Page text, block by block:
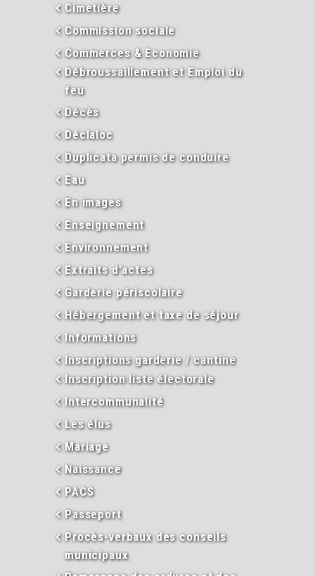
Cimetière
Commission sociale
Commerces & Economie
Débroussaillement et Emploi du
feu
Décès
Déclaloc
Duplicata permis de conduire
Eau
En images
Enseignement
Environnement
Extraits d’actes
Garderie périscolaire
Hébergement et taxe de séjour
Informations
Inscriptions garderie / cantine
Inscription liste électorale
Intercommunalité
Les élus
Mariage
Naissance
PACS
Passeport
Procès-verbaux des conseils
municipaux